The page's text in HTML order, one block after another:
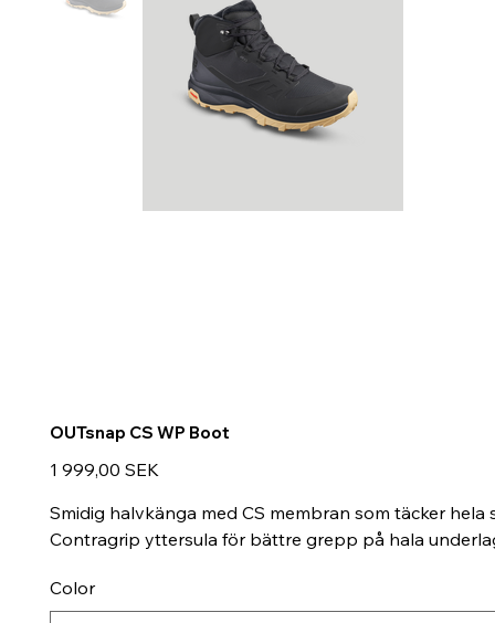
OUTsnap CS WP Boot
Hinta
1 999,00 SEK
Smidig halvkänga med CS membran som täcker
Contragrip yttersula för bättre grepp på hala
Color